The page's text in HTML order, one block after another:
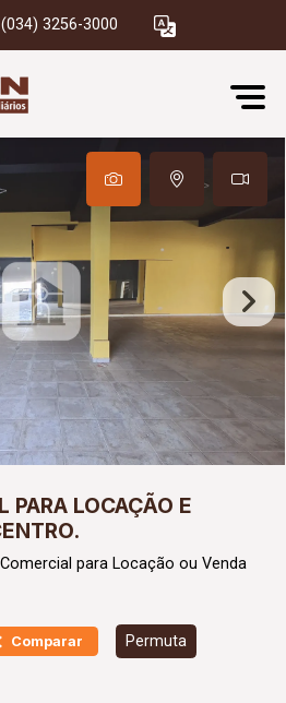
(034) 3256-3000
PARA LOCAÇÃO E
Comercial para Locação ou Venda
Comparar Permuta